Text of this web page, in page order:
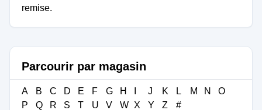
remise.
Parcourir par magasin
A B C D E F G H J K L M N
O
P
Q R S T U V W X Y Z #